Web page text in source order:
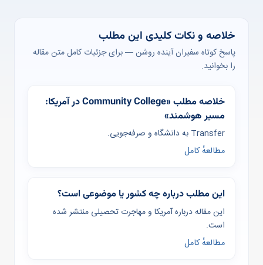
خلاصه و نکات کلیدی این مطلب
پاسخ کوتاه سفیران آینده روشن — برای جزئیات کامل متن مقاله
را بخوانید.
خلاصه مطلب «Community College در آمریکا:
مسیر هوشمند»
Transfer به دانشگاه و صرفه‌جویی.
مطالعهٔ کامل
این مطلب درباره چه کشور یا موضوعی است؟
این مقاله درباره آمریکا و مهاجرت تحصیلی منتشر شده
است.
مطالعهٔ کامل